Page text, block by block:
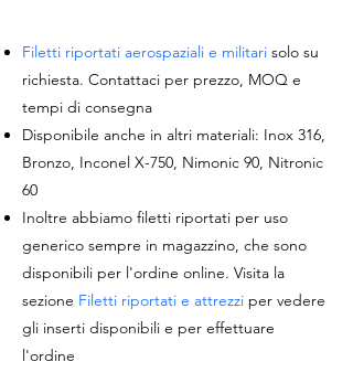
Filetti riportati aerospaziali e militari solo su
richiesta. Contattaci per prezzo, MOQ e
tempi di consegna
Disponibile anche in altri materiali: Inox 316,
Bronzo, Inconel X-750, Nimonic 90, Nitronic
60
Inoltre abbiamo filetti riportati per uso
generico sempre in magazzino, che sono
disponibili per l'ordine online. Visita la
sezione Filetti riportati e attrezzi per vedere
gli inserti disponibili e per effettuare
l'ordine